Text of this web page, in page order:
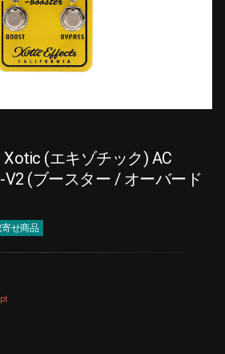
Xotic (エキゾチック) AC
V2 (ブースター / オーバード
寄せ商品
pt